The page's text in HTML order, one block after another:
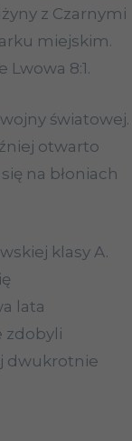
z Czarnymi
miejskim.
Lwowa 8:1.
światowej.
otwarto
na błoniach
klasy A.
lata
zdobyli
dwukrotnie